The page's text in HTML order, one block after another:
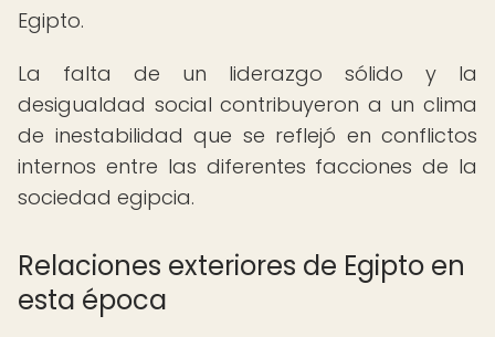
Egipto.
La falta de un liderazgo sólido y la
desigualdad social contribuyeron a un clima
de inestabilidad que se reflejó en conflictos
internos entre las diferentes facciones de la
sociedad egipcia.
Relaciones exteriores de Egipto en
esta época